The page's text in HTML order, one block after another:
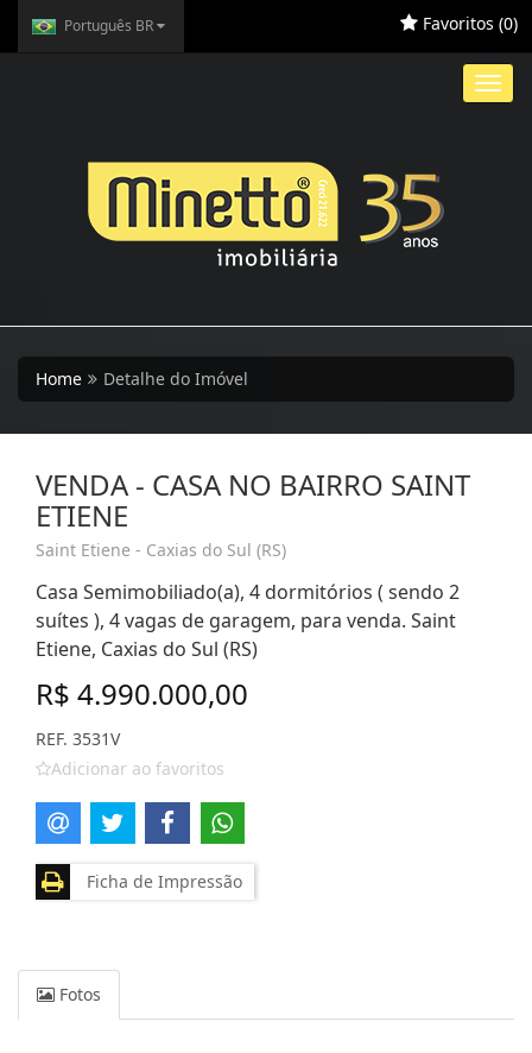
Português BR Favoritos (0)
Home Detalhe do Imóvel
VENDA - CASA NO BAIRRO SAINT
ETIENE
Saint Etiene - Caxias do Sul (RS)
Casa Semimobiliado(a), 4 dormitórios ( sendo 2
suítes ), 4 vagas de garagem, para venda. Saint
Etiene, Caxias do Sul (RS)
R$ 4.990.000,00
REF. 3531V
Adicionar ao favoritos
Ficha de Impressão
Fotos